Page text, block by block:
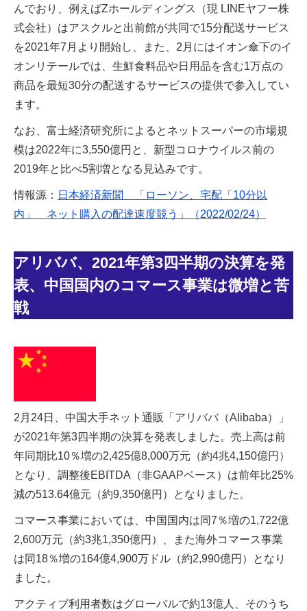
んでおり、例えばZホールディングス（現 LINEヤフー株
式会社）はアスクルと出前館が共同で15分配送サービス
を2021年7月より開始し、また、2月にはイオン傘下のイ
オンリテールでは、生鮮食料品や日用品を含む1万点の
商品を最短30分の配送するサービスの提供で参入してい
ます。
なお、富士経済研究所によるとネットスーパーの市場規
模は2022年に3,550億円と、新型コロナウイルス前の
2019年と比べ5割増となる見込みです。
情報源： 日本経済新聞 「ローソン、宅配「10分以
内」 ネット購入の配達速度競う」（2022/02/24）
アリババ、2021年第3四半期の決算を発
表、中国国内のコマース事業は微増と苦
戦
2月24日、中国大手ネット通販「アリババ（Alibaba）」
が2021年第3四半期の決算を発表しました。売上高は前
年同期比10％増の2,425億8,000万元（約4兆4,150億円）
となり、調整後EBITDA（非GAAPベース）は前年比25%
減の513.64億元（約9,350億円）となりました。
コマース事業においては、中国国内は同7％増の1,722億
2,600万元（約3兆1,350億円）、また海外コマース事業
は同18％増の164億4,900万ドル（約2,990億円）となり
ました。
アクティブ利用者数はグローバルで約13億人、そのうち